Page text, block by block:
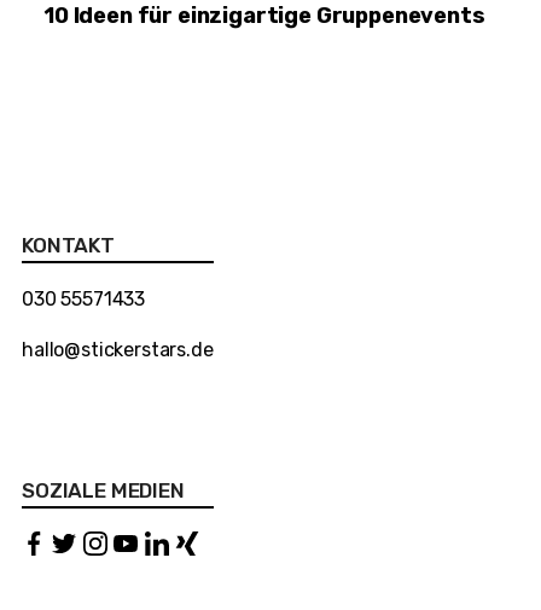
10 Ideen für einzigartige Gruppenevents
KONTAKT
030 55571433
hallo@stickerstars.de
SOZIALE MEDIEN